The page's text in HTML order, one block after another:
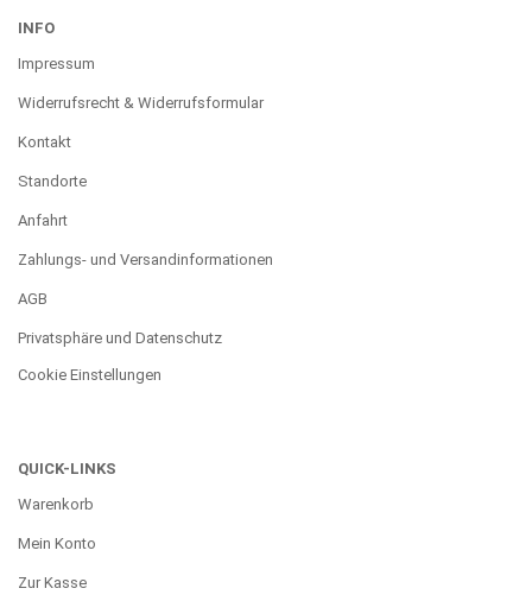
INFO
Impressum
Widerrufsrecht & Widerrufsformular
Kontakt
Standorte
Anfahrt
Zahlungs- und Versandinformationen
AGB
Privatsphäre und Datenschutz
Cookie Einstellungen
QUICK-LINKS
Warenkorb
Mein Konto
Zur Kasse